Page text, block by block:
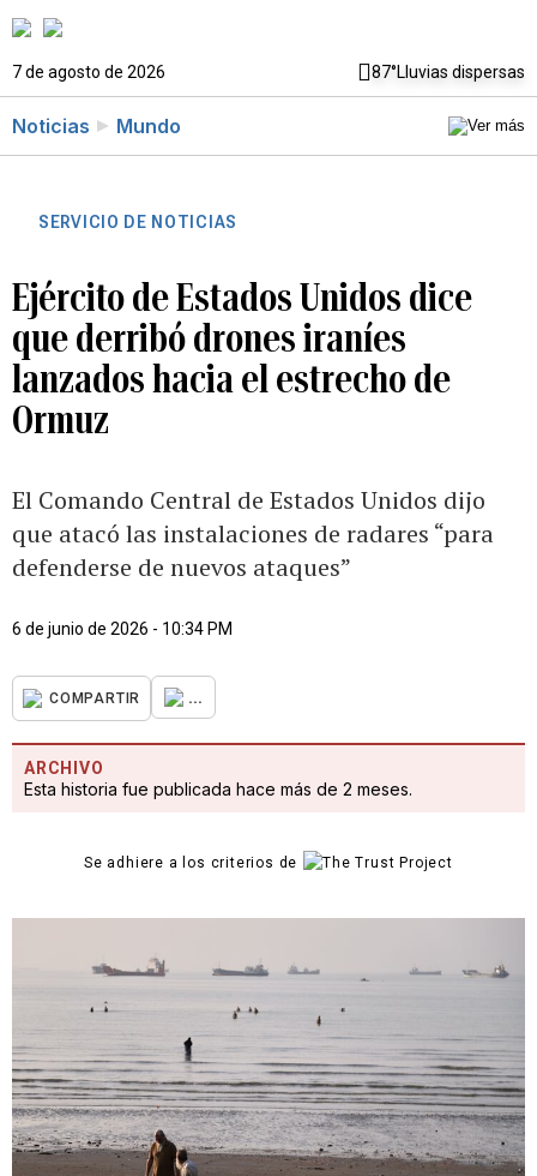
7 de agosto de 2026 87°Lluvias dispersas
Noticias Mundo
SERVICIO DE NOTICIAS
Ejército de Estados Unidos dice
que derribó drones iraníes
lanzados hacia el estrecho de
Ormuz
El Comando Central de Estados Unidos dijo
que atacó las instalaciones de radares “para
defenderse de nuevos ataques”
6 de junio de 2026 - 10:34 PM
COMPARTIR ...
ARCHIVO
Esta historia fue publicada hace más de 2 meses.
Se adhiere a los criterios de